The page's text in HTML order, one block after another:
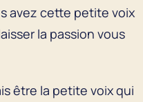
avez cette petite voix
la passion vous
être la petite voix qui